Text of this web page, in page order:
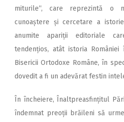
miturile“, care reprezintă o
cunoaștere și cercetare a
anumite apariții editoriale
tendențios, atât istoria
Bisericii Ortodoxe Române, în
dovedit a fi un adevărat festin
În încheiere, Înalt­preasfințitul
îndemnat preoții brăileni să